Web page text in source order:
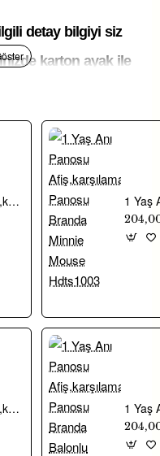
detay bilgiyi siz
karton ayak ile
PVC
dijital
özel gün
1 Yaş Anı Panosu Afiş,karşılama Panosu Branda Sevimli Hayvanlar Hdts1001
1 Yaş Anı Panosu Afiş,karşılama Panosu Branda Mickey Mouse Hdts1002